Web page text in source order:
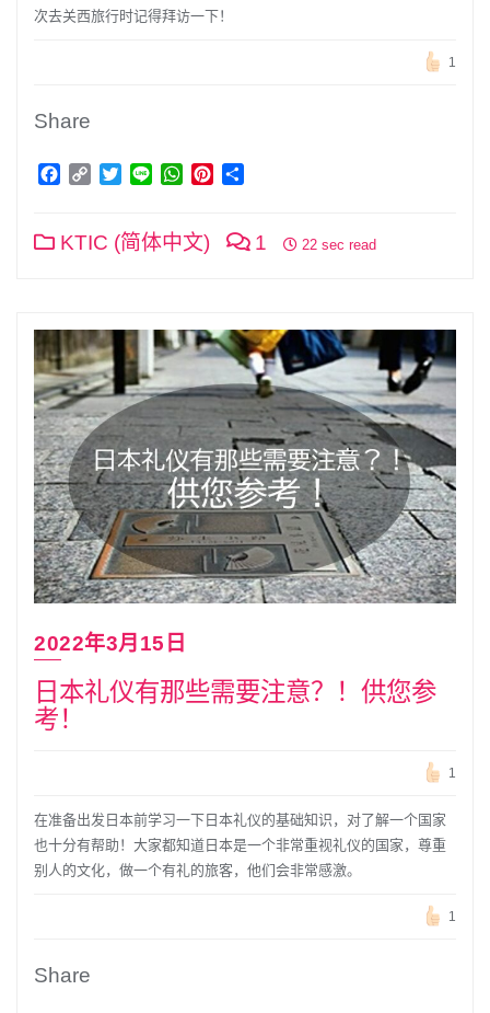
次去关西旅行时记得拜访一下！
1
Share
Facebook
Copy TwitterLine WhatsApp
Pinterest
KTIC (简体中文) 1 22 sec read
2022年3月15日
日本礼仪有那些需要注意？！供您参
考！
1
在准备出发日本前学习一下日本礼仪的基础知识，对了解一个国家
也十分有帮助！大家都知道日本是一个非常重视礼仪的国家，尊重
别人的文化，做一个有礼的旅客，他们会非常感激。
1
Share